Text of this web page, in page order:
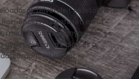
felvételeit és letölthető
munkafüzet, extra
meditációs hanganyagok -, s
gyermekvédelmi alap és a
munkáját.